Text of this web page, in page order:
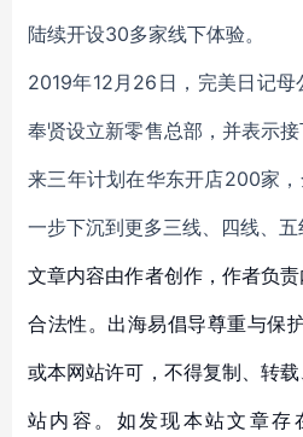
陆续开设30多家线下体验。
2019年12月26日，完美日记
奉贤设立新零售总部，并表示
来三年计划在华东开店200家
一步下沉到更多三线、四线、五
文章内容由作者创作，作者负
合法性。出海易倡导尊重与保
或本网站许可，不得复制、转
站内容。如发现本站文章存